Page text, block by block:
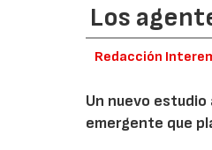
Los
Redacción
Un nuevo estudio
emergente que